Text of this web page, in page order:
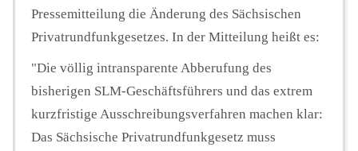
Pressemitteilung die Änderung des Sächsischen
Privatrundfunkgesetzes. In der Mitteilung heißt es:
"Die völlig intransparente Abberufung des
bisherigen SLM-Geschäftsführers und das extrem
kurzfristige Ausschreibungsverfahren machen klar:
Das Sächsische Privatrundfunkgesetz muss